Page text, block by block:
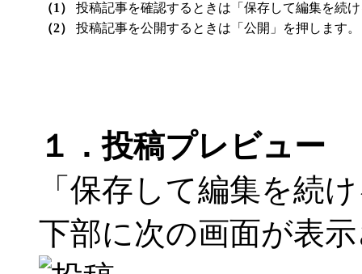
（1）
投稿記事を確認するときは「保存して編集を続
（2）
投稿記事を公開するときは「公開」を押します
１．投稿プレビュー
「保存して編集を続
下部に次の画面が表